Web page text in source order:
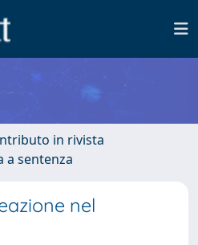
in rivista
a sentenza
nel